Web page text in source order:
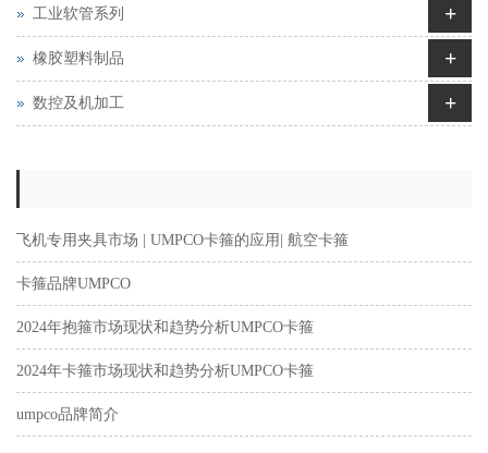
工业软管系列 +
橡胶塑料制品 +
数控及机加工 +
飞机专用夹具市场 | UMPCO卡箍的应用| 航空卡箍
卡箍品牌UMPCO
2024年抱箍市场现状和趋势分析UMPCO卡箍
2024年卡箍市场现状和趋势分析UMPCO卡箍
umpco品牌简介